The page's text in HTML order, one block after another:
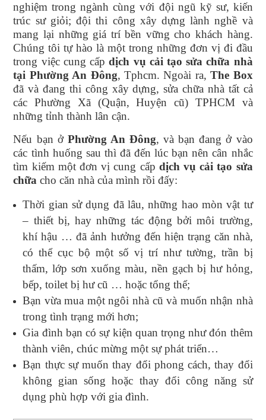
nghiệm trong ngành cùng với đội ngũ kỹ sư, kiến
trúc sư giỏi; đội thi công xây dựng lành nghề và
mang lại những giá trí bền vững cho khách hàng.
Chúng tôi tự hào là một trong những đơn vị đi đầu
trong việc cung cấpdịch vụ cải tạo sửa chữa nhà
tại Phường An Đông, Tphcm. Ngoài ra,The Box
đã và đang thi công xây dựng, sửa chữa nhà tất cả
các Phường Xã (Quận, Huyện cũ) TPHCM và
những tỉnh thành lân cận.
Nếu bạn ở Phường An Đông, và bạn đang ở vào
các tình huống sau thì đã đến lúc bạn nên cân nhắc
tìm kiếm một đơn vị cung cấp dịch vụ cải tạo sửa
chữa cho căn nhà của mình rồi đấy:
Thời gian sử dụng đã lâu, những hao mòn vật tư
– thiết bị, hay những tác động bởi môi trường,
khí hậu … đã ảnh hưởng đến hiện trạng căn nhà,
có thể cục bộ một số vị trí như tường, trần bị
thấm, lớp sơn xuống màu, nền gạch bị hư hỏng,
bếp, toilet bị hư cũ … hoặc tổng thể;
Bạn vừa mua một ngôi nhà cũ và muốn nhận nhà
trong tình trạng mới hơn;
Gia đình bạn có sự kiện quan trọng như đón thêm
thành viên, chúc mừng một sự phát triển…
Bạn thực sự muốn thay đổi phong cách, thay đổi
không gian sống hoặc thay đổi công năng sử
dụng phù hợp với gia đình.